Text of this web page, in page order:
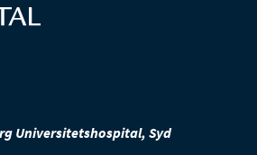
Universitetshospital, Syd